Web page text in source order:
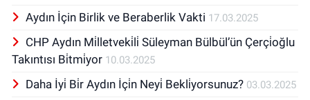
Aydın İçin Birlik ve Beraberlik Vakti 17.03.2025
CHP Aydın Mi̇lletveki̇li̇ Süleyman Bülbül’ün Çerçi̇oğlu
Takıntısı Bi̇tmi̇yor 10.03.2025
Daha İyi̇ Bi̇r Aydın İçi̇n Neyi̇ Bekli̇yorsunuz? 03.03.2025